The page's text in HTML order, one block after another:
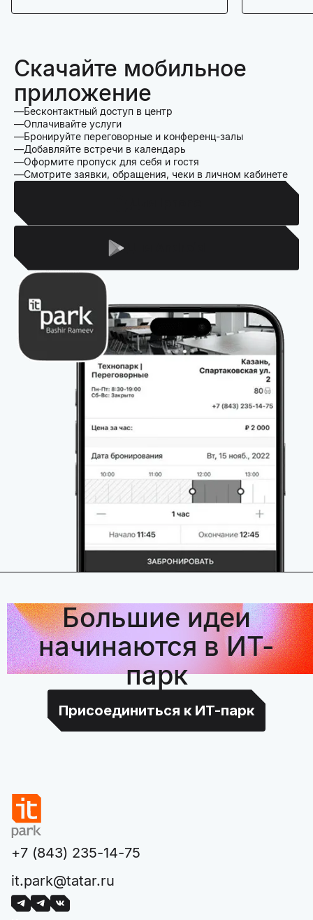
Скачайте мобильное
приложение
Бесконтактный доступ в центр
Оплачивайте услуги
Бронируйте переговорные и конференц-залы
Добавляйте встречи в календарь
Оформите пропуск для себя и гостя
Смотрите заявки, обращения, чеки в личном кабинете
Большие идеи
начинаются в ИТ-
парк
Присоединиться к ИТ-парк
+7 (843) 235-14-75
it.park@tatar.ru